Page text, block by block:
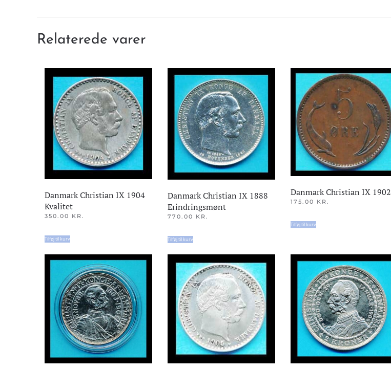
Relaterede varer
Danmark Christian IX 1904
Kvalitet
350.00 KR.
Tilføj til kurv
Danmark Christian IX 1888
Erindringsmønt
770.00 KR.
Tilføj til kurv
Danmark Christian IX 1902
175.00 KR.
Tilføj til kurv